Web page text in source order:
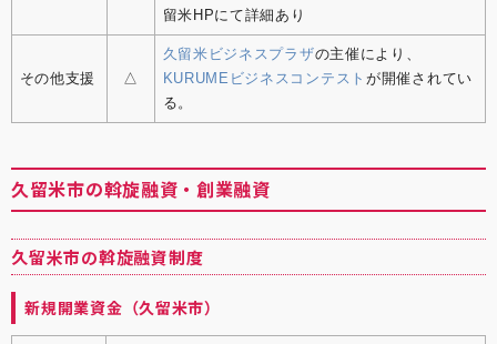
留米HPにて詳細あり
その他支援 △
久留米ビジネスプラザの主催により、
KURUMEビジネスコンテスト が開催されてい
る。
久留米市の斡旋融資・創業融資
久留米市の斡旋融資制度
新規開業資金（久留米市）